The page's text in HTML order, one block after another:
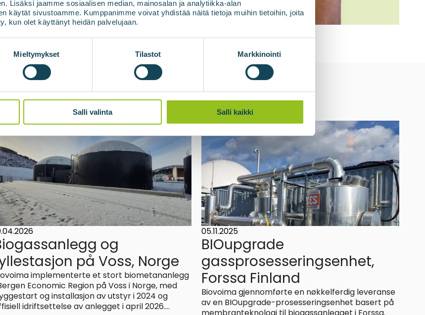
Lisäksi jaamme sosiaalisen median, mainosalan ja analytiikka-alan
käytät sivustoamme. Kumppanimme voivat yhdistää näitä tietoja muihin tietoihin, joita
kun olet käyttänyt heidän palvelujaan.
Mieltymykset Tilastot Markkinointi
Salli valinta Salli kaikki
og
på Voss, Norge
implementerte et stort biometananlegg
Economic Region på Voss i Norge, med
og installasjon av utstyr i 2024 og
idriftsettelse av anlegget i april 2026....
05.11.2025
BIOupgrade
gassprosesseringsenhet,
Forssa Finland
Biovoima gjennomførte en nøkkelferdig leveranse
av en BIOupgrade-prosesseringsenhet basert på